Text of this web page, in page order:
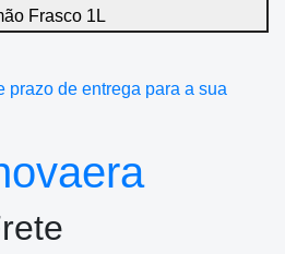
Frasco 1L
prazo de entrega para a sua